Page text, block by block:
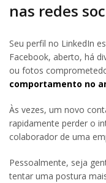
nas redes
Seu perfil no LinkedIn
Facebook, aberto, há
ou fotos
comportamento no
Às vezes, um novo
rapidamente perder o
colaborador de uma
Pessoalmente, seja
tentar uma postura